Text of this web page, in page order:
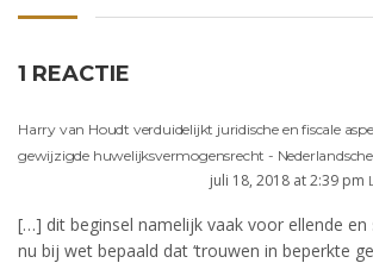
1 REACTIE
Harry van Houdt verduidelijkt juridische en fiscale
gewijzigde huwelijksvermogensrecht -
juli 18, 2018 at 2:39 pm
[…] dit beginsel namelijk vaak voor ellende
nu bij wet bepaald dat ‘trouwen in beperkte